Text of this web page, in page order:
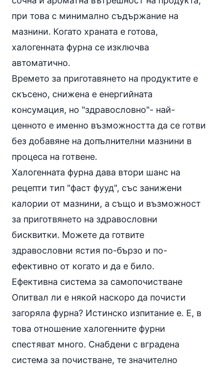
при това с минимално съдържание на
мазнини. Когато храната е готова,
халогенната фурна се изключва
автоматично.
Времето за приготавянето на продуктите е
скъсено, снижена е енергийната
консумация, но "здравословно"- най-
ценното е именно възможността да се готви
без добавяне на допълнителни мазнини в
процеса на готвене.
Халогенната фурна дава втори шанс на
рецепти тип "фаст фууд", със занижени
калории от мазнини, а също и възможност
за приготвянето на здравословни
бисквитки. Можете да готвите
здравословни ястия по-бързо и по-
ефективно от когато и да е било.
Ефективна система за самопочистване
Опитвал ли е някой наскоро да почисти
загоряла фурна? Истинско изпитание е. Е, в
това отношение халогенните фурни
спестяват много. Снабдени с вградена
система за почистване, те значително